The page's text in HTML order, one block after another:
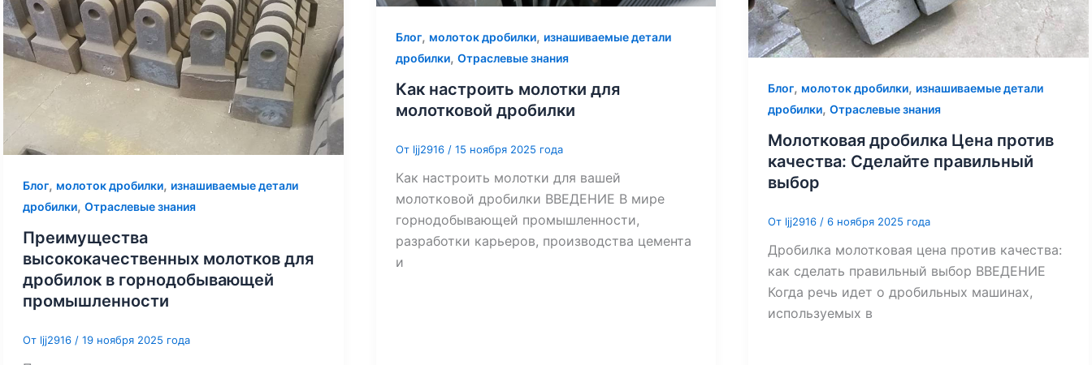
Блог, молоток дробилки, изнашиваемые детали
дробилки, Отраслевые знания
Преимущества
высококачественных молотков для
дробилок в горнодобывающей
промышленности
От ljj2916 / 19 ноября 2025 года
Блог, молоток дробилки, изнашиваемые детали
дробилки, Отраслевые знания
Как настроить молотки для
молотковой дробилки
От ljj2916 / 15 ноября 2025 года
Как настроить молотки для вашей
молотковой дробилки ВВЕДЕНИЕ В мире
горнодобывающей промышленности,
разработки карьеров, производства цемента
и
Блог, молоток дробилки, изнашиваемые детали
дробилки,Отраслевые знания
Молотковая дробилка Цена против
качества: Сделайте правильный
выбор
От ljj2916 /6 ноября 2025 года
Дробилка молотковая цена против качества:
как сделать правильный выбор ВВЕДЕНИЕ
Когда речь идет о дробильных машинах,
используемых в